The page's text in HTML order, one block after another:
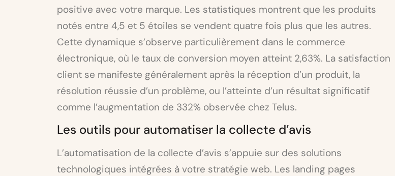
positive avec votre marque. Les statistiques montrent que les produits
notés entre 4,5 et 5 étoiles se vendent quatre fois plus que les autres.
Cette dynamique s’observe particulièrement dans le commerce
électronique, où le taux de conversion moyen atteint 2,63%. La satisfaction
client se manifeste généralement après la réception d’un produit, la
résolution réussie d’un problème, ou l’atteinte d’un résultat significatif
comme l’augmentation de 332% observée chez Telus.
Les outils pour automatiser la collecte d’avis
L’automatisation de la collecte d’avis s’appuie sur des solutions
technologiques intégrées à votre stratégie web. Les landing pages